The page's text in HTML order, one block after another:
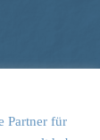
Partner für